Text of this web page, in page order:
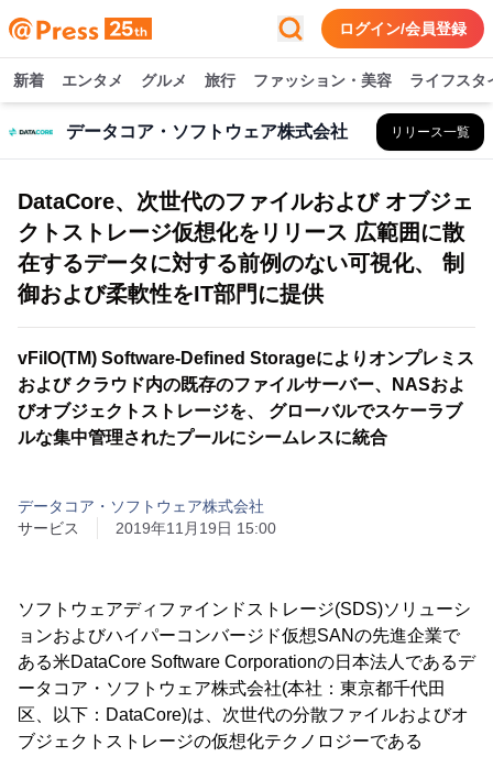
ログイン/会員登録
新着 エンタメ グルメ 旅行 ファッション・美容 ライフスタ
データコア・ソフトウェア株式会社 リリース一覧
DataCore、次世代のファイルおよび オブジェ
クトストレージ仮想化をリリース 広範囲に散
在するデータに対する前例のない可視化、 制
御および柔軟性をIT部門に提供
vFilO(TM) Software-Defined Storageによりオンプレミス
および クラウド内の既存のファイルサーバー、NASおよ
びオブジェクトストレージを、 グローバルでスケーラブ
ルな集中管理されたプールにシームレスに統合
データコア・ソフトウェア株式会社
サービス
2019年11月19日 15:00
ソフトウェアディファインドストレージ(SDS)ソリューシ
ョンおよびハイパーコンバージド仮想SANの先進企業で
ある米DataCore Software Corporationの日本法人であるデ
ータコア・ソフトウェア株式会社(本社：東京都千代田
区、以下：DataCore)は、次世代の分散ファイルおよびオ
ブジェクトストレージの仮想化テクノロジーである